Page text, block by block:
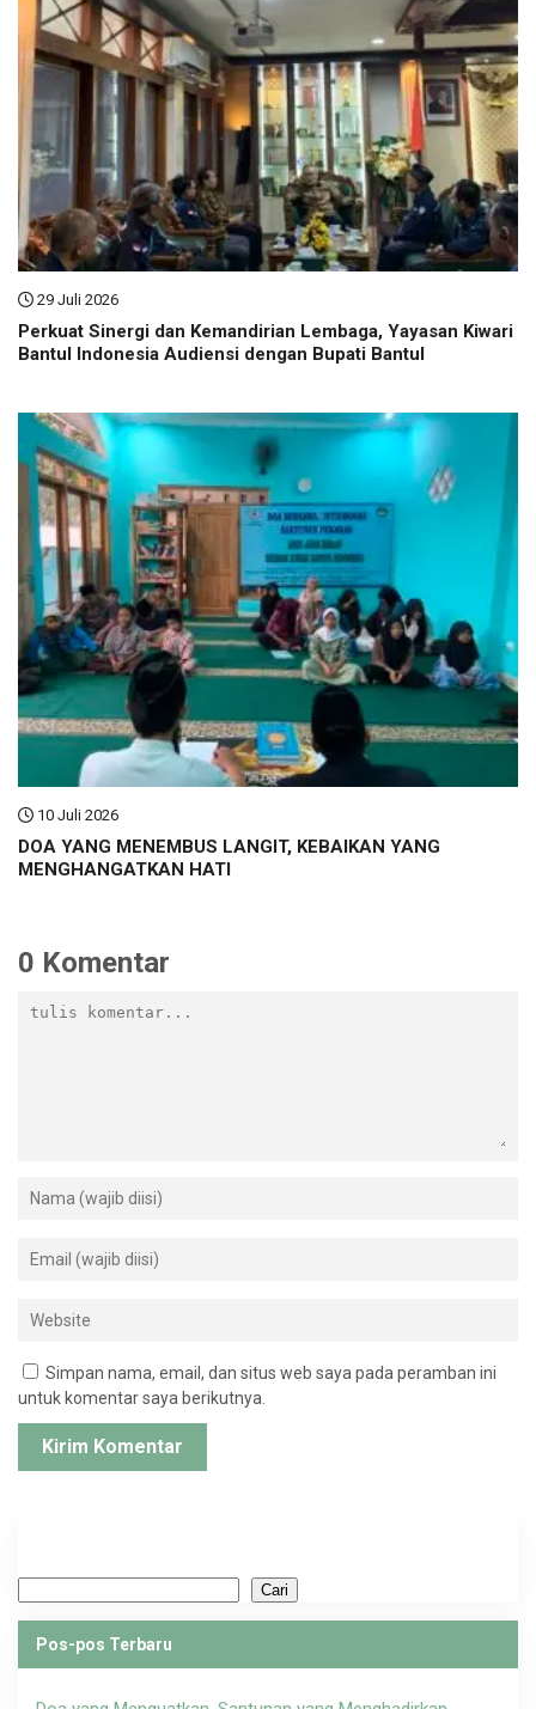
29 Juli 2026
Perkuat Sinergi dan Kemandirian Lembaga, Yayasan Kiwari
Bantul Indonesia Audiensi dengan Bupati Bantul
10 Juli 2026
DOA YANG MENEMBUS LANGIT, KEBAIKAN YANG
MENGHANGATKAN HATI
0 Komentar
Simpan nama, email, dan situs web saya pada peramban ini
untuk komentar saya berikutnya.
Cari
Pos-pos Terbaru